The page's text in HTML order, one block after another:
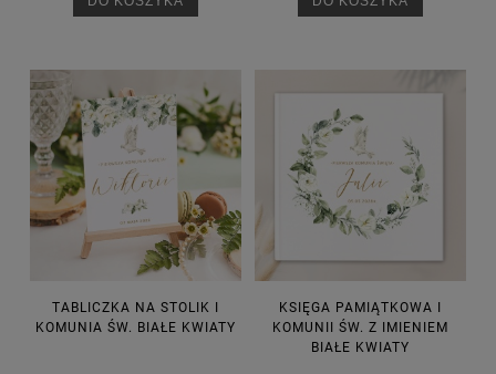
TABLICZKA NA STOLIK I
KOMUNIA ŚW. BIAŁE KWIATY
KSIĘGA PAMIĄTKOWA I
KOMUNII ŚW. Z IMIENIEM
BIAŁE KWIATY